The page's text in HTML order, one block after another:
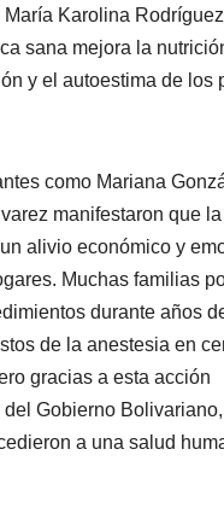
Karolina
sana mejora la
y el autoestima de los
como Mariana
manifestaron que
alivio económico y
Muchas familias
durante años
de la anestesia en
gracias a esta acción
Gobierno
a una salud